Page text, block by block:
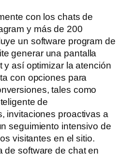
con los chats de
y más de 200
un software program de
generar una pantalla
y así optimizar la atención
con opciones para
tales como
de
invitaciones proactivas a
seguimiento intensivo de
visitantes en el sitio.
de software de chat en